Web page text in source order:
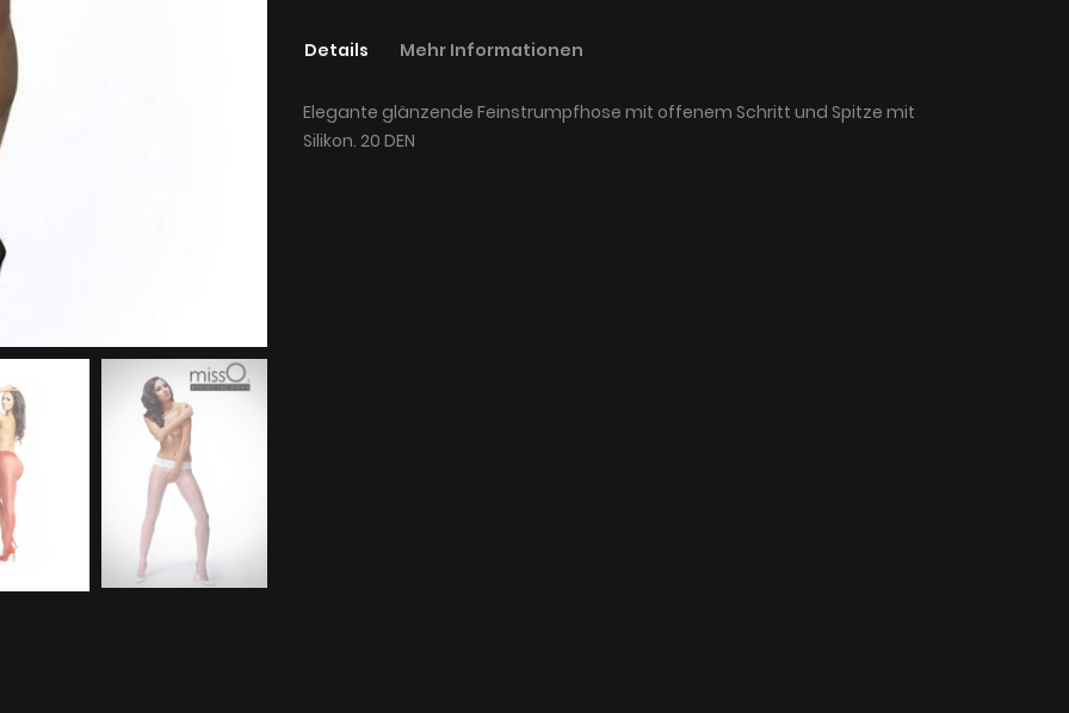
Details
Elegante glänzende Feinstrumpfhose mit offenem Schritt und Spitze mit
Silikon. 20 DEN
Mehr Informationen